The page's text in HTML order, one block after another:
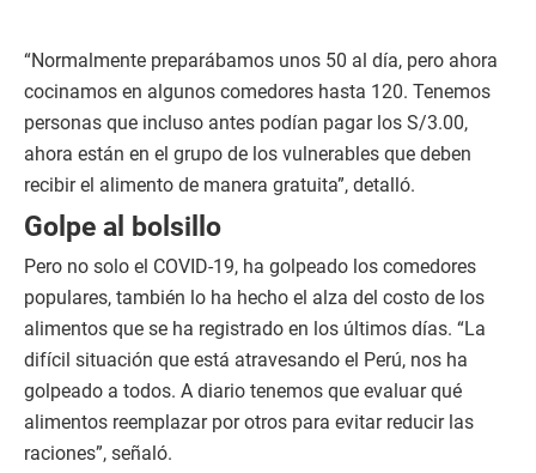
“Normalmente preparábamos unos 50 al día, pero ahora
cocinamos en algunos comedores hasta 120. Tenemos
personas que incluso antes podían pagar los S/3.00,
ahora están en el grupo de los vulnerables que deben
recibir el alimento de manera gratuita”, detalló.
Golpe al bolsillo
Pero no solo el COVID-19, ha golpeado los comedores
populares, también lo ha hecho el alza del costo de los
alimentos que se ha registrado en los últimos días. “La
difícil situación que está atravesando el Perú, nos ha
golpeado a todos. A diario tenemos que evaluar qué
alimentos reemplazar por otros para evitar reducir las
raciones”, señaló.